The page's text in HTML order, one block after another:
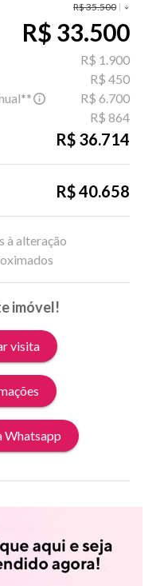
R$ 35.500
R$ 33.500
R$ 1.900
R$ 450
R$ 6.700
R$ 864
R$ 36.714
R$ 40.658
à alteração
imóvel!
visita
Whatsapp